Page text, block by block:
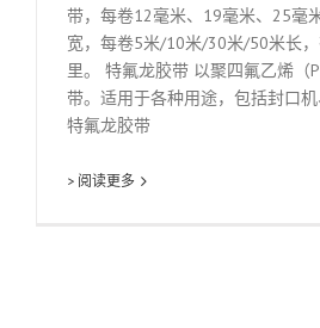
带，每卷12毫米、19毫米、25毫
宽，每卷5米/10米/30米/50米长
里。 特氟龙胶带 以聚四氟乙烯（
带。适用于各种用途，包括封口机
特氟龙胶带
> 阅读更多